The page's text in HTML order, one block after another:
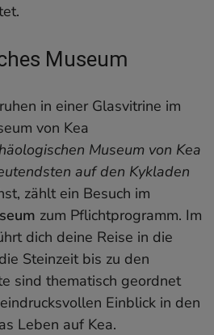
Museum
Museum von Kea
auf den Kykladen
zählt ein Besuch im
zum Pflichtprogramm. Im
dich deine Reise in die
Steinzeit bis zu den
sind thematisch geordnet
Einblick in den
Leben auf Kea.